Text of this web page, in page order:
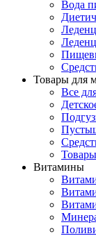
Вода
Товары для
Все
Витамины